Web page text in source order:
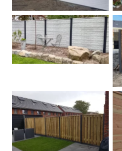
Betonschutting
Betonpalen schutting